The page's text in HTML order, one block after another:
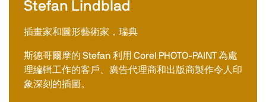
Stefan Lindblad
插畫家和圖形藝術家，瑞典
斯德哥爾摩的 Stefan 利用 Corel PHOTO-PAINT 為處
理編輯工作的客戶、廣告代理商和出版商製作令人印
象深刻的插圖。